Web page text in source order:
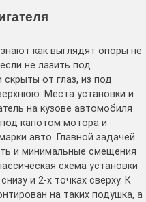
как выглядят опоры не
не лазить под
от глаз, из под
Места установки и
на кузове автомобиля
капотом мотора и
авто. Главной задачей
и минимальные смещения
схема установки
и 2-х точках сверху. К
на таких подушка, а